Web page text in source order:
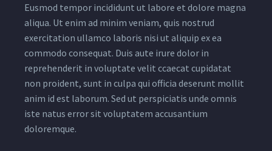
Eusmod tempor incididunt ut labore et dolore magna
aliqua. Ut enim ad minim veniam, quis nostrud
exercitation ullamco laboris nisi ut aliquip ex ea
commodo consequat. Duis aute irure dolor in
reprehenderit in voluptate velit ccaecat cupidatat
non proident, sunt in culpa qui officia deserunt mollit
anim id est laborum. Sed ut perspiciatis unde omnis
iste natus error sit voluptatem accusantium
doloremque.